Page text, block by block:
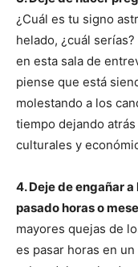
¿Cuál es tu signo
helado, ¿cuál
en esta sala de
piense que está
molestando a los
tiempo dejando
culturales y
4. Deje de engañar
pasado horas o
mayores quejas de
es pasar horas en